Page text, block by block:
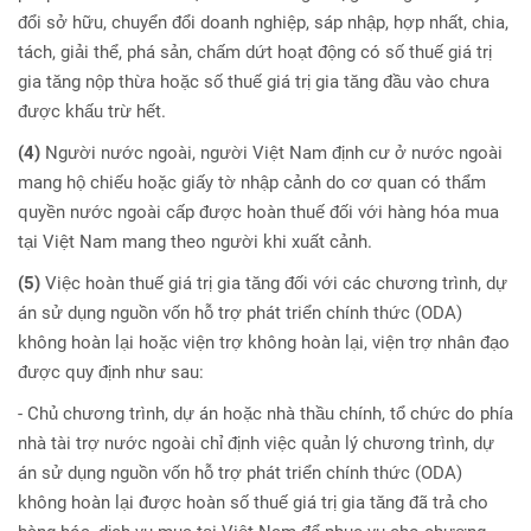
đổi sở hữu, chuyển đổi doanh nghiệp, sáp nhập, hợp nhất, chia,
tách, giải thể, phá sản, chấm dứt hoạt động có số thuế giá trị
gia tăng nộp thừa hoặc số thuế giá trị gia tăng đầu vào chưa
được khấu trừ hết.
(4) Người nước ngoài, người Việt Nam định cư ở nước ngoài
mang hộ chiếu hoặc giấy tờ nhập cảnh do cơ quan có thẩm
quyền nước ngoài cấp được hoàn thuế đối với hàng hóa mua
tại Việt Nam mang theo người khi xuất cảnh.
(5) Việc hoàn thuế giá trị gia tăng đối với các chương trình, dự
án sử dụng nguồn vốn hỗ trợ phát triển chính thức (ODA)
không hoàn lại hoặc viện trợ không hoàn lại, viện trợ nhân đạo
được quy định như sau:
- Chủ chương trình, dự án hoặc nhà thầu chính, tổ chức do phía
nhà tài trợ nước ngoài chỉ định việc quản lý chương trình, dự
án sử dụng nguồn vốn hỗ trợ phát triển chính thức (ODA)
không hoàn lại được hoàn số thuế giá trị gia tăng đã trả cho